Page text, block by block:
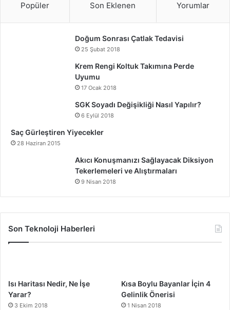
Popüler Son Eklenen Yorumlar
Doğum Sonrası Çatlak Tedavisi
25 Şubat 2018
Krem Rengi Koltuk Takımına Perde
Uyumu
17 Ocak 2018
SGK Soyadı Değişikliği Nasıl Yapılır?
6 Eylül 2018
Saç Gürleştiren Yiyecekler
28 Haziran 2015
Akıcı Konuşmanızı Sağlayacak Diksiyon
Tekerlemeleri ve Alıştırmaları
9 Nisan 2018
Son Teknoloji Haberleri
Isı Haritası Nedir, Ne İşe
Yarar?
3 Ekim 2018
Kısa Boylu Bayanlar İçin 4
Gelinlik Önerisi
1 Nisan 2018